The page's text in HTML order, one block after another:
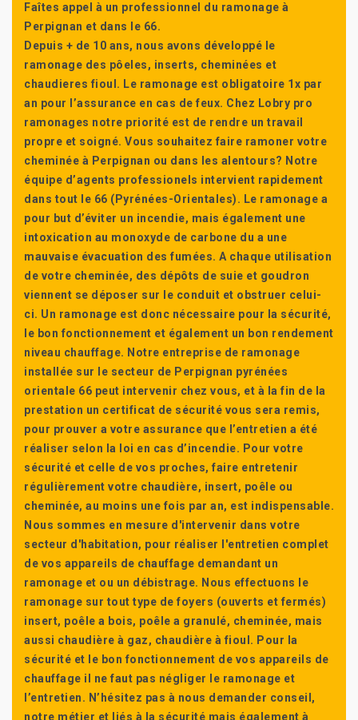
Faîtes appel à un professionnel du ramonage à
Perpignan et dans le 66.
Depuis + de 10 ans, nous avons développé le
ramonage des pôeles, inserts, cheminées et
chaudieres fioul. Le ramonage est obligatoire 1x par
an pour l’assurance en cas de feux. Chez Lobry pro
ramonages notre priorité est de rendre un travail
propre et soigné. Vous souhaitez faire ramoner votre
cheminée à Perpignan ou dans les alentours? Notre
équipe d’agents professionels intervient rapidement
dans tout le 66 (Pyrénées-Orientales). Le ramonage a
pour but d’éviter un incendie, mais également une
intoxication au monoxyde de carbone du a une
mauvaise évacuation des fumées. A chaque utilisation
de votre cheminée, des dépôts de suie et goudron
viennent se déposer sur le conduit et obstruer celui-
ci. Un ramonage est donc nécessaire pour la sécurité,
le bon fonctionnement et également un bon rendement
niveau chauffage. Notre entreprise de ramonage
installée sur le secteur de Perpignan pyrénées
orientale 66 peut intervenir chez vous, et à la fin de la
prestation un certificat de sécurité vous sera remis,
pour prouver a votre assurance que l’entretien a été
réaliser selon la loi en cas d’incendie. Pour votre
sécurité et celle de vos proches, faire entretenir
régulièrement votre chaudière, insert, poêle ou
cheminée, au moins une fois par an, est indispensable.
Nous sommes en mesure d'intervenir dans votre
secteur d'habitation, pour réaliser l'entretien complet
de vos appareils de chauffage demandant un
ramonage et ou un débistrage. Nous effectuons le
ramonage sur tout type de foyers (ouverts et fermés)
insert, poêle a bois, poêle a granulé, cheminée, mais
aussi chaudière à gaz, chaudière à fioul. Pour la
sécurité et le bon fonctionnement de vos appareils de
chauffage il ne faut pas négliger le ramonage et
l’entretien. N’hésitez pas à nous demander conseil,
notre métier et liés à la sécurité mais également à